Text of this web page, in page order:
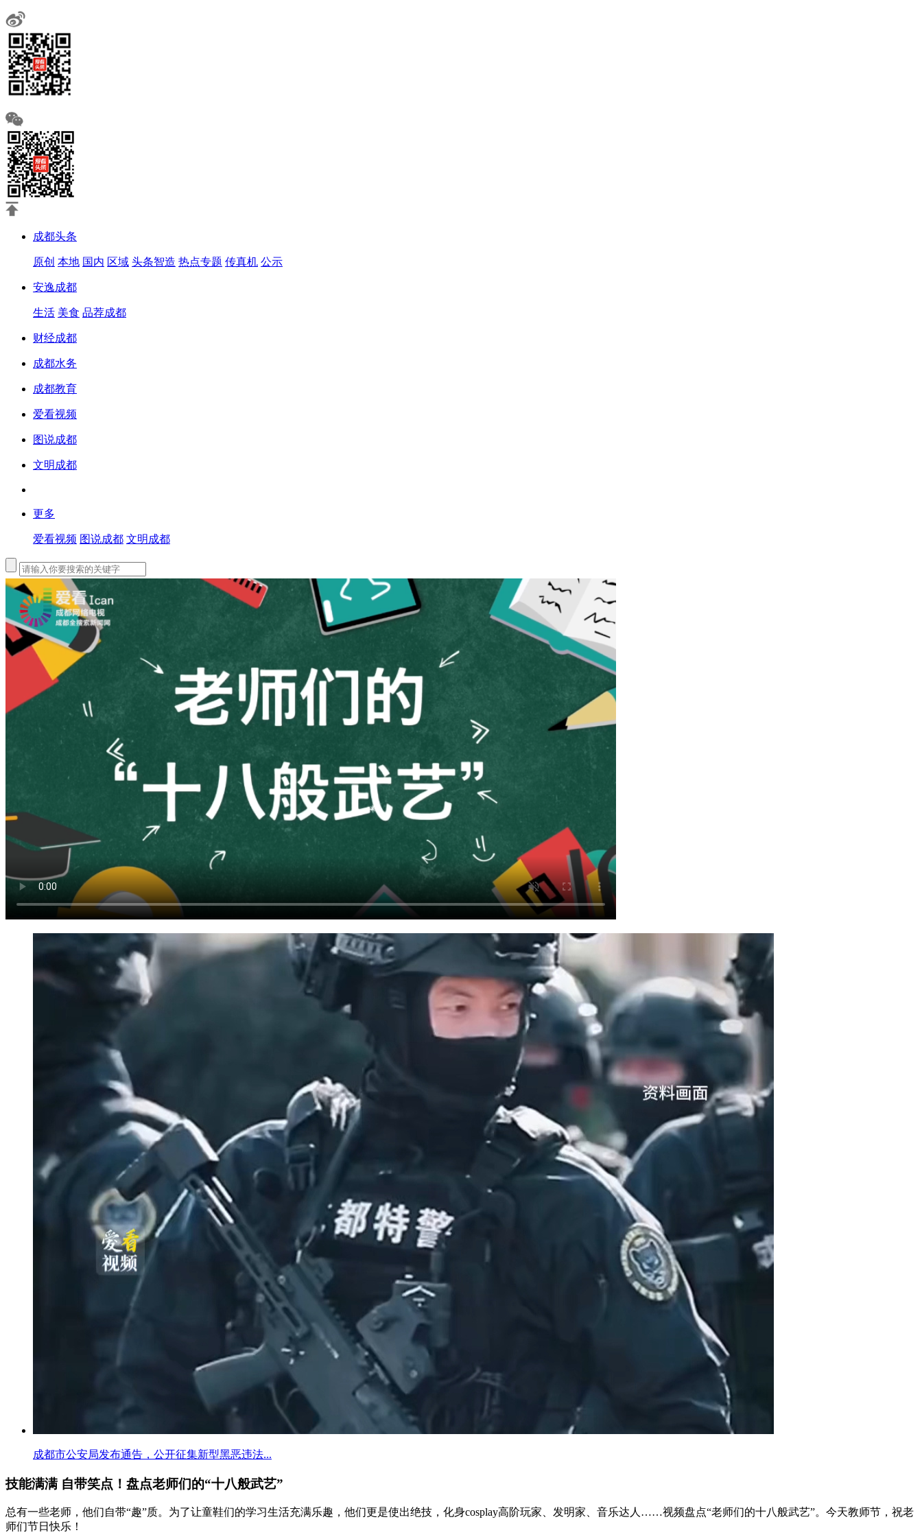
成都头条
原创 本地 国内 区域 头条智造 热点专题 传真机 公示
安逸成都
生活 美食 品荐成都
财经成都
成都水务
成都教育
爱看视频
图说成都
文明成都
更多
爱看视频 图说成都 文明成都
成都市公安局发布通告，公开征集新型黑恶违法...
技能满满 自带笑点！盘点老师们的“十八般武艺”
总有一些老师，他们自带“趣”质。为了让童鞋们的学习生活充满乐趣，他们更是使出绝技，化身cosplay高阶玩家、发明家、音乐达人……视频盘点“老师们的十八般武艺”。今天教师节，祝老
师们节日快乐！